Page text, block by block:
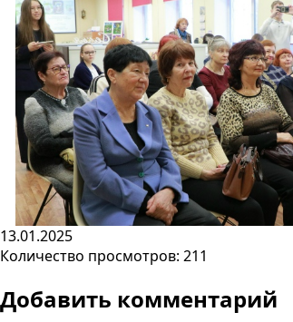
13.01.2025
Количество просмотров: 211
Добавить комментарий